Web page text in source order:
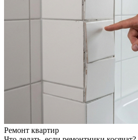
Ремонт квартир